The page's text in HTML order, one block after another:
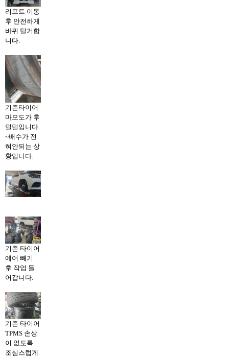
리프트 이동
후 안전하게
바퀴 탈거합
니다.
기존타이어
마모도가 후
덜덜입니다.
~배수가 전
혀안되는 상
황입니다.
기존 타이어
에어 빼기
후 작업 들
어갑니다.
기존 타이어
TPMS 손상
이 없도록
조심스럽게